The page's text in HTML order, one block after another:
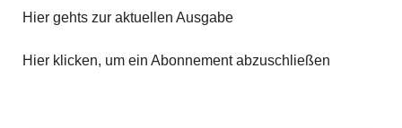
Hier gehts zur aktuellen Ausgabe
Hier klicken, um ein Abonnement abzuschließen